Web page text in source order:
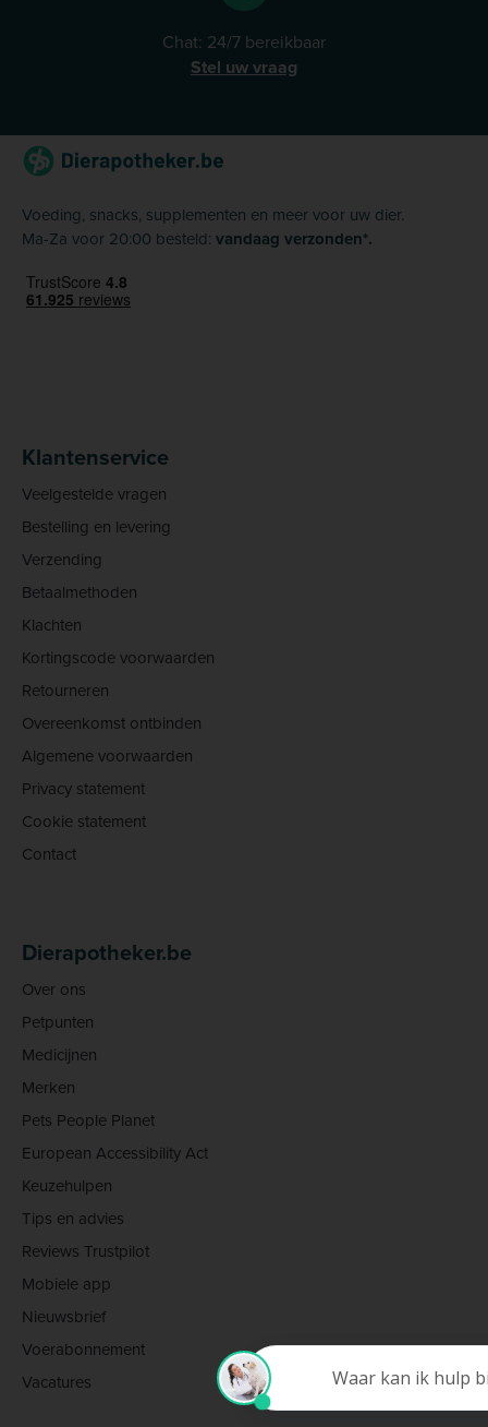
Chat: 24/7 bereikbaar
Stel uw vraag
Voeding, snacks, supplementen en meer voor uw dier.
Ma-Za voor 20:00 besteld: vandaag verzonden*.
Klantenservice
Veelgestelde vragen
Bestelling en levering
Verzending
Betaalmethoden
Klachten
Kortingscode voorwaarden
Retourneren
Overeenkomst ontbinden
Algemene voorwaarden
Privacy statement
Cookie statement
Contact
Dierapotheker.be
Over ons
Petpunten
Medicijnen
Merken
Pets People Planet
European Accessibility Act
Keuzehulpen
Tips en advies
Reviews Trustpilot
Mobiele app
Nieuwsbrief
Voerabonnement
Vacatures